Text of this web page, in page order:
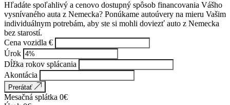
Hľadáte spoľahlivý a cenovo dostupný spôsob financovania Vášho
vysnívaného auta z Nemecka? Ponúkame autoúvery na mieru Vašim
individuálnym potrebám, aby ste si mohli doviezť auto z Nemecka
bez starostí.
Cena vozidla €
Úrok
Dĺžka rokov splácania
Akontácia
Prerátať
Mesačná splátka 0€